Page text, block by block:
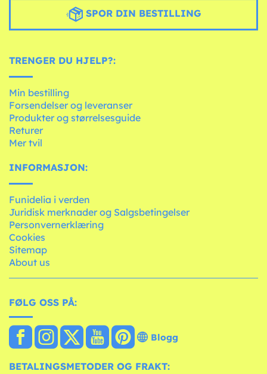
SPOR DIN BESTILLING
TRENGER DU HJELP?:
Min bestilling
Forsendelser og leveranser
Produkter og størrelsesguide
Returer
Mer tvil
INFORMASJON:
Funidelia i verden
Juridisk merknader og Salgsbetingelser
Personvernerklæring
Cookies
Sitemap
About us
FØLG OSS PÅ:
Blogg
BETALINGSMETODER OG FRAKT: